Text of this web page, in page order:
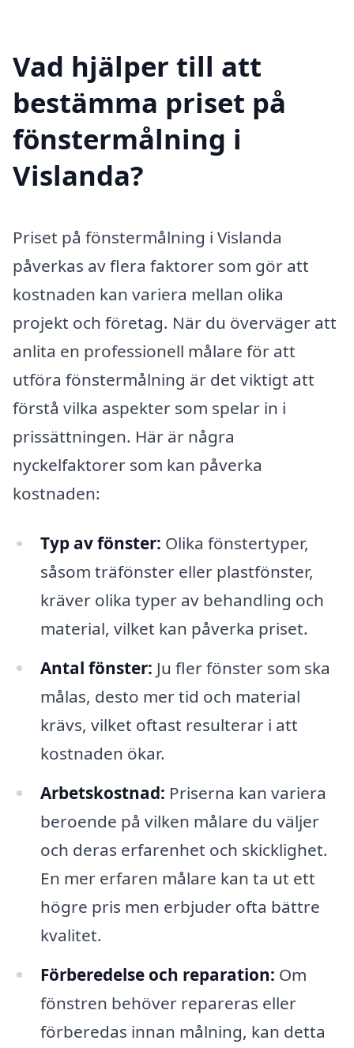
Vad hjälper till att
bestämma priset på
fönstermålning i
Vislanda?
Priset på fönstermålning i Vislanda
påverkas av flera faktorer som gör att
kostnaden kan variera mellan olika
projekt och företag. När du överväger att
anlita en professionell målare för att
utföra fönstermålning är det viktigt att
förstå vilka aspekter som spelar in i
prissättningen. Här är några
nyckelfaktorer som kan påverka
kostnaden:
Typ av fönster: Olika fönstertyper,
såsom träfönster eller plastfönster,
kräver olika typer av behandling och
material, vilket kan påverka priset.
Antal fönster: Ju fler fönster som ska
målas, desto mer tid och material
krävs, vilket oftast resulterar i att
kostnaden ökar.
Arbetskostnad: Priserna kan variera
beroende på vilken målare du väljer
och deras erfarenhet och skicklighet.
En mer erfaren målare kan ta ut ett
högre pris men erbjuder ofta bättre
kvalitet.
Förberedelse och reparation: Om
fönstren behöver repareras eller
förberedas innan målning, kan detta